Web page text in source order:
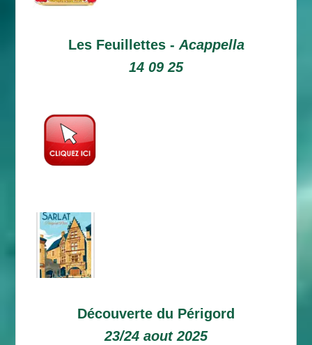
Les Feuillettes - Acappella
14 09 25
Découverte du Périgord
23/24 aout 2025